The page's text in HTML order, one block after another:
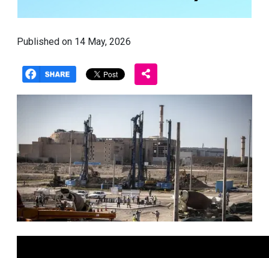
Published on 14 May, 2026